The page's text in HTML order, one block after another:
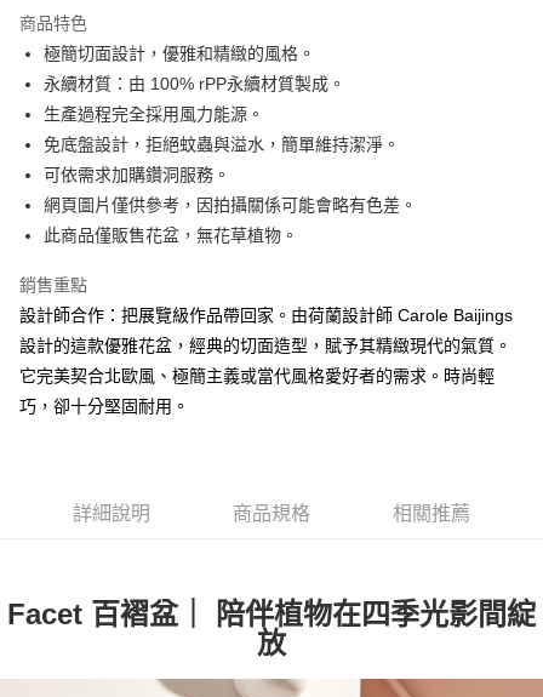
【「AFTEE先享後付」結帳流程】
１．於結帳方式選擇「AFTEE先享後付」後，將跳轉至「AFTEE先享後付」
結帳頁面，進行簡訊認證並確認金額後，即可完成結帳。
２．訂單成立數日內，您將收到繳費通知簡訊。
ATM／網路銀行／等多元方式進行付款，方視為交易完成。
※ 請注意：結帳手續完成當下不需立刻繳費，但若您需要取消訂單，請聯絡
購買商品的店家。未經商家同意取消之訂單仍視為有效，需透過AFTEE先享
後付繳納相關費用。
※ 交易是否成功請以「AFTEE先享後付 」之結帳頁面顯示為準，若有關於
是否繳費成功／繳費後需取消欲退款等相關疑問，請聯繫「AFTEE先享後付
【注意事項】
１．透過由恩沛科技股份有限公司提供之「AFTEE先享後付」服務完成之交
易，需依本服務之必要範圍內提供個人資料，並將交易相關給付款項請求債
權轉讓予恩沛科技股份有限公司。
２．關於個人資料處理事宜，請瀏覽以下網址：
https://aftee.tw/terms/#terms3
時審查核予不同之上限額度；若仍有額度不足之情形，本公司將視審查結果
離島宅配
每筆NT$250，滿NT$2,000(含以上)免運費
商品特色
極簡切面設計，優雅和精緻的風格。
永續材質：由 100% rPP永續材質製成。
生產過程完全採用風力能源。
免底盤設計，拒絕蚊蟲與溢水，簡單維持潔淨。
可依需求加購鑽洞服務。
網頁圖片僅供參考，因拍攝關係可能會略有色差。
此商品僅販售花盆，無花草植物。
銷售重點
設計師合作：把展覽級作品帶回家。由荷蘭設計師 Carole Baijings
設計的這款優雅花盆，經典的切面造型，賦予其精緻現代的氣質。
它完美契合北歐風、極簡主義或當代風格愛好者的需求。時尚輕
巧，卻十分堅固耐用。
詳細說明 商品規格 相關推薦
Facet 百褶盆｜
陪伴植物在四季光影間綻
放